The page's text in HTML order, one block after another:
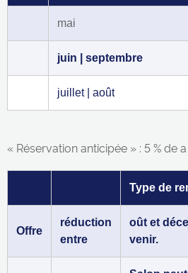
mai
juin | septembre
juillet | août
« Réservation anticipée » : 5 % de a
Type de
Offre
réduction
entre
oût et
venir.